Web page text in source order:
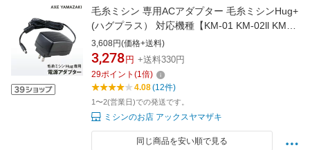
毛糸ミシン 専用ACアダプター 毛糸ミシンHug+
(ハグプラス） 対応機種【KM-01 KM-02ll KM-
02llDX KM-03ll KM-05ll KM-10 KM-10DX KM-
10II 】 毛糸ミシン アダプター
3,608円(価格+送料)
3,278 円 +送料330円
29ポイント (1倍)
4.08(12件)
1〜2(営業日)での発送です。
ミシンのお店 アックスヤマザキ
同じ商品を安い順で見る